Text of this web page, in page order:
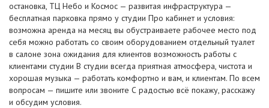
остановка, ТЦ Небо и Космос — развитая инфраструктура —
бесплатная парковка прямо у студии Про кабинет и условия:
возможна аренда на месяц вы обустраиваете рабочее место под
себя можно работать со своим оборудованием отдельный туалет
в салоне зона ожидания для клиентов возможность работы с
клиентами студии В студии всегда приятная атмосфера, чистота и
хорошая музыка — работать комфортно и вам, и клиентам. По всем
вопросам — пишите или звоните С радостью всё покажу, расскажу
и обсудим условия.